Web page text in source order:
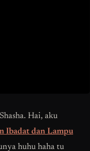
Hai, aku
Ibadat dan Lampu
huhu haha tu